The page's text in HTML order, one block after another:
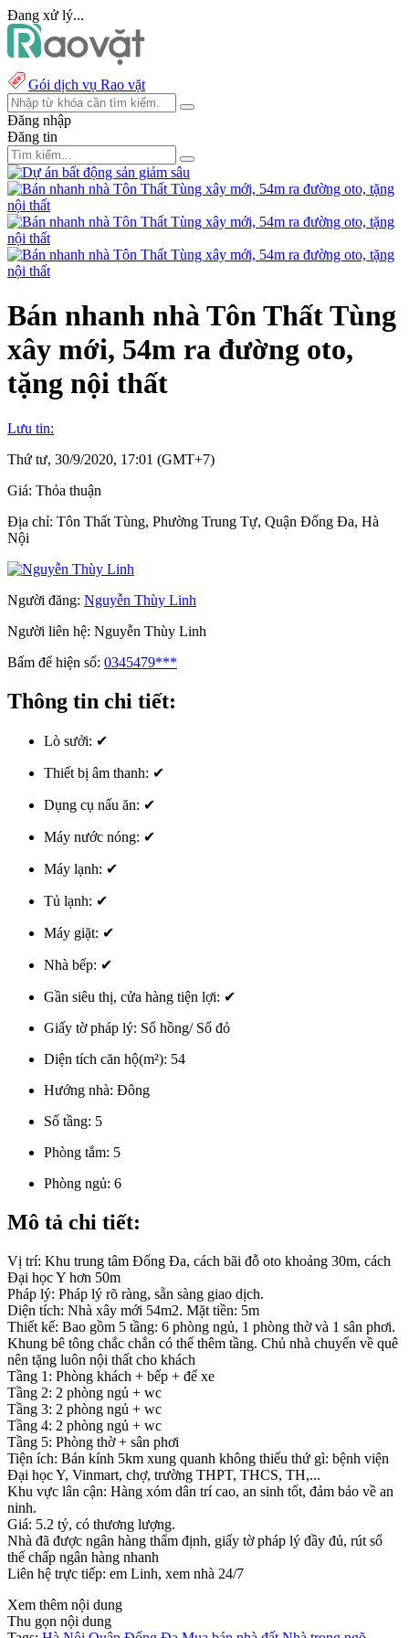
Đang xử lý...
Gói dịch vụ Rao vặt
Đăng nhập
Đăng tin
Bán nhanh nhà Tôn Thất Tùng
xây mới, 54m ra đường oto,
tặng nội thất
Lưu tin:
Thứ tư, 30/9/2020, 17:01 (GMT+7)
Giá: Thỏa thuận
Địa chỉ: Tôn Thất Tùng, Phường Trung Tự, Quận Đống Đa, Hà
Nội
Người đăng: Nguyễn Thùy Linh
Người liên hệ: Nguyễn Thùy Linh
Bấm để hiện số: 0345479***
Thông tin chi tiết:
Lò sưởi: ✔
Thiết bị âm thanh: ✔
Dụng cụ nấu ăn: ✔
Máy nước nóng: ✔
Máy lạnh: ✔
Tủ lạnh: ✔
Máy giặt: ✔
Nhà bếp: ✔
Gần siêu thị, cửa hàng tiện lợi: ✔
Giấy tờ pháp lý: Sổ hồng/ Sổ đỏ
Diện tích căn hộ(m²): 54
Hướng nhà: Đông
Số tầng: 5
Phòng tắm: 5
Phòng ngủ: 6
Mô tả chi tiết:
Vị trí: Khu trung tâm Đống Đa, cách bãi đỗ oto khoảng 30m, cách
Đại học Y hơn 50m
Pháp lý: Pháp lý rõ ràng, sẵn sàng giao dịch.
Diện tích: Nhà xây mới 54m2. Mặt tiền: 5m
Thiết kế: Bao gồm 5 tầng: 6 phòng ngủ, 1 phòng thờ và 1 sân phơi.
Khung bê tông chắc chắn có thể thêm tầng. Chủ nhà chuyển về quê
nên tặng luôn nội thất cho khách
Tầng 1: Phòng khách + bếp + để xe
Tầng 2: 2 phòng ngủ + wc
Tầng 3: 2 phòng ngủ + wc
Tầng 4: 2 phòng ngủ + wc
Tầng 5: Phòng thờ + sân phơi
Tiện ích: Bán kính 5km xung quanh không thiếu thứ gì: bệnh viện
Đại học Y, Vinmart, chợ, trường THPT, THCS, TH,...
Khu vực lân cận: Hàng xóm dân trí cao, an sinh tốt, đảm bảo về an
ninh.
Giá: 5.2 tỷ, có thương lượng.
Nhà đã được ngân hàng thẩm định, giấy tờ pháp lý đầy đủ, rút sổ
thế chấp ngân hàng nhanh
Liên hệ trực tiếp: em Linh, xem nhà 24/7
Xem thêm nội dung
Thu gọn nội dung